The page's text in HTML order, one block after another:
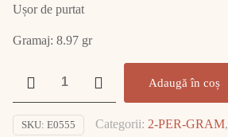
Ușor de purtat
Gramaj: 8.97 gr
Bratara
14K
Adaugă în coș
SKU: E0555 Categorii: 2-PER-GRAM,